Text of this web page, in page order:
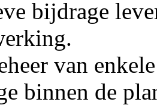
bijdrage
van
binnen de